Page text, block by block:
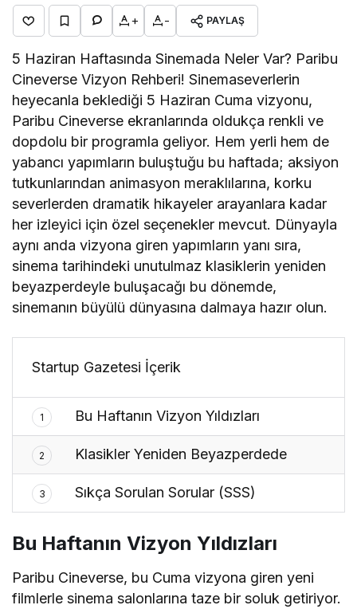
+ - PAYLAŞ
5 Haziran Haftasında Sinemada Neler Var? Paribu
Cineverse Vizyon Rehberi! Sinemaseverlerin
heyecanla beklediği 5 Haziran Cuma vizyonu,
Paribu Cineverse ekranlarında oldukça renkli ve
dopdolu bir programla geliyor. Hem yerli hem de
yabancı yapımların buluştuğu bu haftada; aksiyon
tutkunlarından animasyon meraklılarına, korku
severlerden dramatik hikayeler arayanlara kadar
her izleyici için özel seçenekler mevcut. Dünyayla
aynı anda vizyona giren yapımların yanı sıra,
sinema tarihindeki unutulmaz klasiklerin yeniden
beyazperdeyle buluşacağı bu dönemde,
sinemanın büyülü dünyasına dalmaya hazır olun.
Startup Gazetesi İçerik
1 Bu Haftanın Vizyon Yıldızları
2 Klasikler Yeniden Beyazperdede
3 Sıkça Sorulan Sorular (SSS)
Bu Haftanın Vizyon Yıldızları
Paribu Cineverse, bu Cuma vizyona giren yeni
filmlerle sinema salonlarına taze bir soluk getiriyor.